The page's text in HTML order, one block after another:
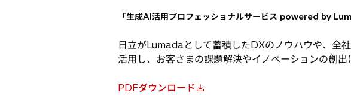
「生成AI活用プロフェッショナルサービス powered by
日立がLumadaとして蓄積したDXのノウハウや、全
活用し、お客さまの課題解決やイノベーションの創出
PDFダウンロード
新